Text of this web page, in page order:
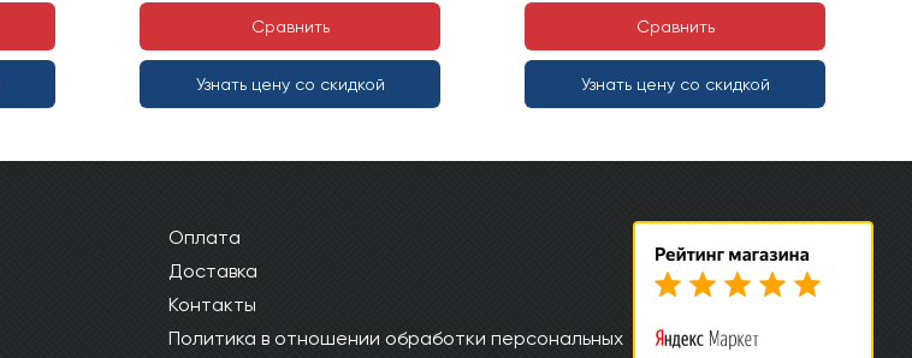
Сравнить
Узнать цену со скидкой
Сравнить
Узнать цену со скидкой
Оплата
Доставка
Контакты
Политика в отношении обработки персональных